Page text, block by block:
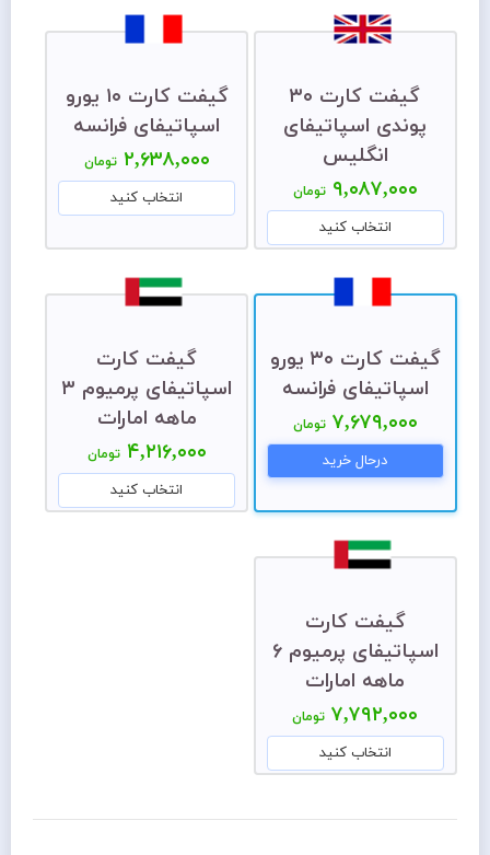
گیفت کارت ۳۰
پوندی اسپاتیفای
انگلیس
۹,۰۸۷,۰۰۰ تومان
انتخاب کنید
گیفت کارت ۱۰ یورو
اسپاتیفای فرانسه
۲,۶۳۸,۰۰۰ تومان
انتخاب کنید
گیفت کارت ۳۰ یورو
اسپاتیفای فرانسه
۷,۶۷۹,۰۰۰ تومان
درحال خرید
گیفت کارت
اسپاتیفای پرمیوم ۳
ماهه امارات
۴,۲۱۶,۰۰۰ تومان
انتخاب کنید
گیفت کارت
اسپاتیفای پرمیوم ۶
ماهه امارات
۷,۷۹۲,۰۰۰ تومان
انتخاب کنید